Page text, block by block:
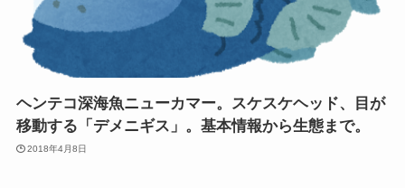
ヘンテコ深海魚ニューカマー。スケスケヘッド、目が
移動する「デメニギス」。基本情報から生態まで。
2018年4月8日